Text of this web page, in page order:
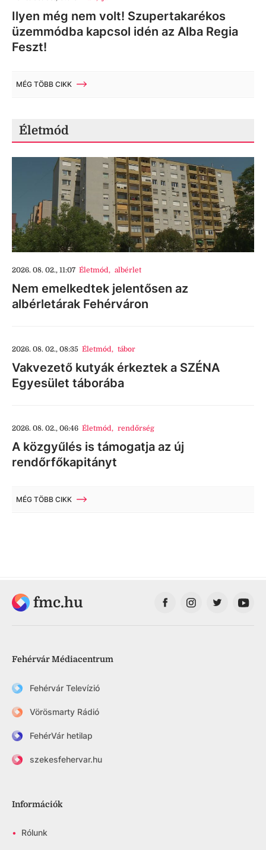
Ilyen még nem volt! Szupertakarékos
üzemmódba kapcsol idén az Alba Regia
Feszt!
MÉG TÖBB CIKK
Életmód
2026. 08. 02., 11:07 Életmód, albérlet
Nem emelkedtek jelentősen az
albérletárak Fehérváron
2026. 08. 02., 08:35 Életmód, tábor
Vakvezető kutyák érkeztek a SZÉNA
Egyesület táborába
2026. 08. 02., 06:46 Életmód, rendőrség
A közgyűlés is támogatja az új
rendőrfőkapitányt
MÉG TÖBB CIKK
fmc.hu
Fehérvár Médiacentrum
Fehérvár Televízió
Vörösmarty Rádió
FehérVár hetilap
szekesfehervar.hu
Információk
• Rólunk